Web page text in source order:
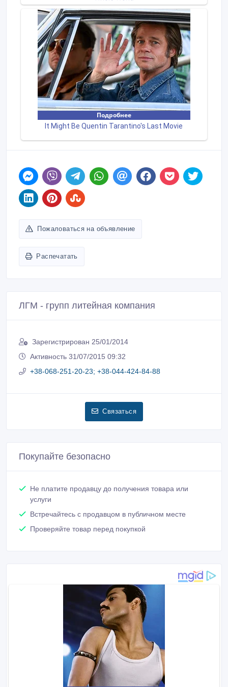
Пожаловаться на объявление
Распечатать
ЛГМ - групп литейная компания
Зарегистрирован 25/01/2014
Активность 31/07/2015 09:32
+38-068-251-20-23; +38-044-424-84-88
Связаться
Покупайте безопасно
Не платите продавцу до получения товара или
услуги
Встречайтесь с продавцом в публичном месте
Проверяйте товар перед покупкой